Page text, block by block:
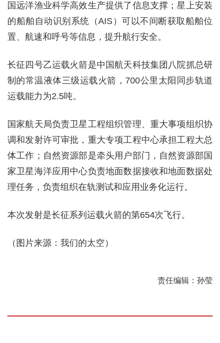
国远洋渔业科学高效生产提供了信息支撑；星上安装
的船舶自动识别系统（AIS）可以不间断获取船舶位
置、航速和呼号等信息，提升航行安全。
长征四号乙运载火箭是中国航天科技集团八院抓总研
制的常温液体三级运载火箭，700公里太阳同步轨道
运载能力为2.5吨。
国家航天局负责卫星工程组织管理、重大事项组织协
调和发射许可审批，重大专项工程中心承担工程大总
体工作；自然资源部是牵头用户部门，自然资源部国
家卫星海洋应用中心负责地面数据接收和地面数据处
理任务，负责组织在轨测试和应用业务化运行。
本次发射是长征系列运载火箭的第654次飞行。
（图片来源：我们的太空）
责任编辑：孙莹